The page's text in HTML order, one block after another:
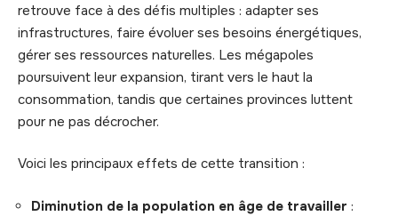
retrouve face à des défis multiples : adapter ses
infrastructures, faire évoluer ses besoins énergétiques,
gérer ses ressources naturelles. Les mégapoles
poursuivent leur expansion, tirant vers le haut la
consommation, tandis que certaines provinces luttent
pour ne pas décrocher.
Voici les principaux effets de cette transition :
Diminution de la population en âge de travailler :